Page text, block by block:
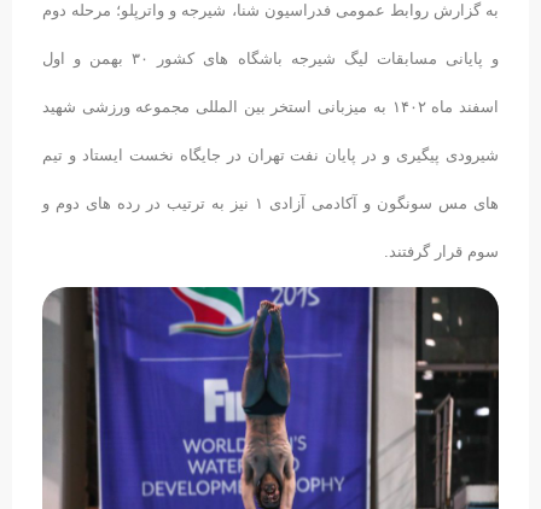
به گزارش روابط عمومی فدراسیون شنا، شیرجه و واترپلو؛ مرحله دوم
و پایانی مسابقات لیگ شیرجه باشگاه های کشور ۳۰ بهمن و اول
اسفند ماه ۱۴۰۲ به میزبانی استخر بین المللی مجموعه ورزشی شهید
شیرودی پیگیری و در پایان نفت تهران در جایگاه نخست ایستاد و تیم
های مس سونگون و آکادمی آزادی ۱ نیز به ترتیب در رده های دوم و
سوم قرار گرفتند.